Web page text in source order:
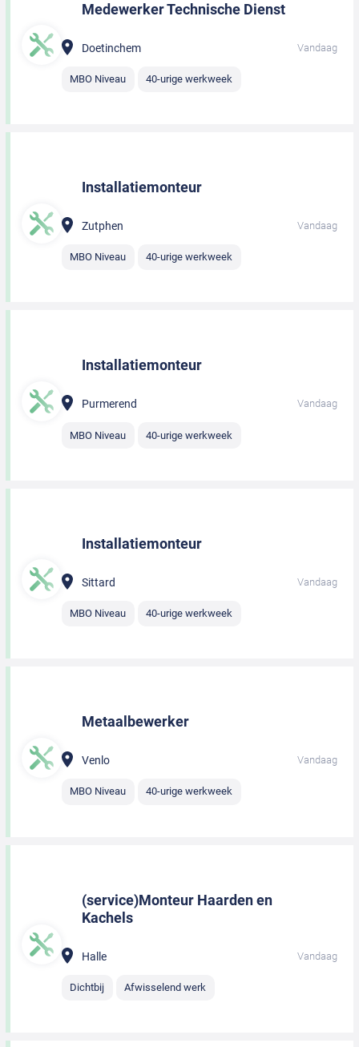
Medewerker Technische Dienst
Doetinchem Vandaag
MBO Niveau 40-urige werkweek
Installatiemonteur
Zutphen Vandaag
MBO Niveau 40-urige werkweek
Installatiemonteur
Purmerend Vandaag
MBO Niveau 40-urige werkweek
Installatiemonteur
Sittard Vandaag
MBO Niveau 40-urige werkweek
Metaalbewerker
Venlo Vandaag
MBO Niveau 40-urige werkweek
(service)Monteur Haarden en
Kachels
Halle Vandaag
Dichtbij Afwisselend werk